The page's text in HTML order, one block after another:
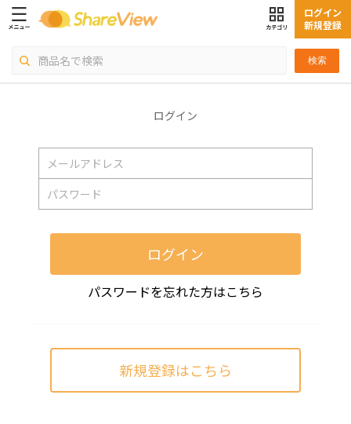
検索
ログイン
新規登録
ログイン
ログイン
パスワードを忘れた方はこちら
新規登録はこちら